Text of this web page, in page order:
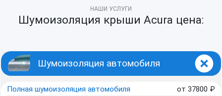
НАШИ УСЛУГИ
Шумоизоляция крыши Acura цена:
Шумоизоляция автомобиля
Полная шумоизоляция автомобиля от 37800 ₽